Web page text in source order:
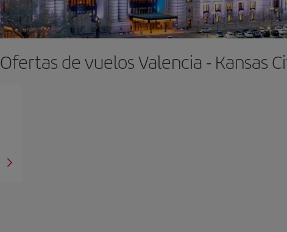
Ofertas de vuelos Valencia - Kansas